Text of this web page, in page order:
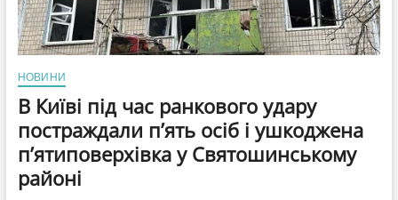
НОВИНИ
В Київі під час ранкового удару
постраждали п’ять осіб і ушкоджена
п’ятиповерхівка у Святошинському
районі